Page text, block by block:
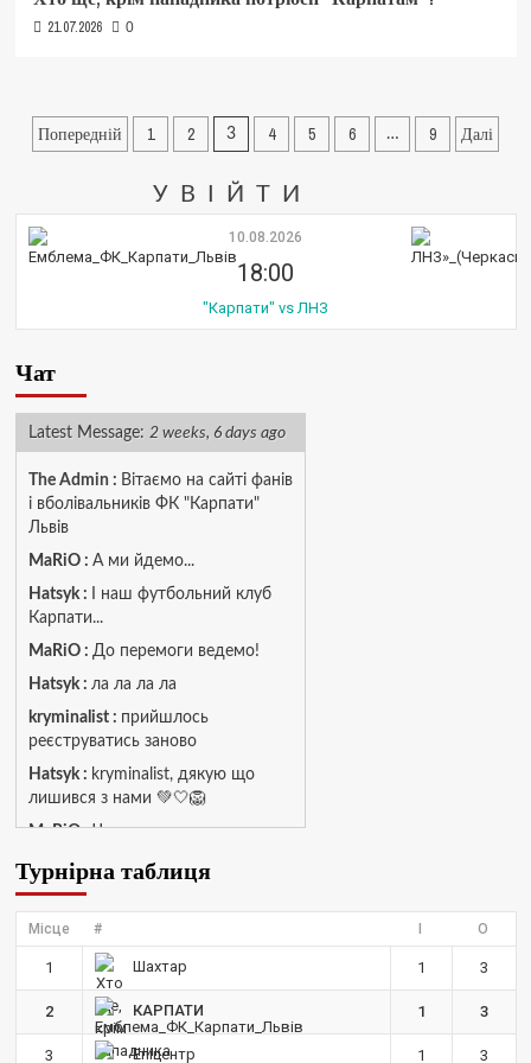
21.07.2026 0
Пагінація
Попередній 1 2 3 4 5 6 … 9 Далі
УВІЙТИ
10.08.2026
18:00
"Карпати" vs ЛНЗ
Чат
Latest Message: 2 weeks, 6 days ago
The Admin : Вітаємо на сайті фанів
і вболівальників ФК "Карпати"
Львів
MaRiO : А ми йдемо...
Hatsyk :
І наш футбольний клуб
Карпати...
MaRiO : До перемоги ведемо!
Hatsyk : ла ла ла ла
kryminalist : прийшлось
реєструватись заново
Hatsyk : kryminalist, дякую що
лишився з нами 💚🤍🦁
MaRiO :Чат потрохи оживає, то
MaRiO :
Hatsyk :
Все буде добре
Torsida_LEMBERG_1963 :
привіт, знову з вами)
Hatsyk :
Torsida_LEMBERG_1963 ,
радий вітати 🙌 🦁
Турнірна таблиця
Місце # О
1 Шахтар 1 3
2 КАРПАТИ 1 3
3 Епіцентр 1 3